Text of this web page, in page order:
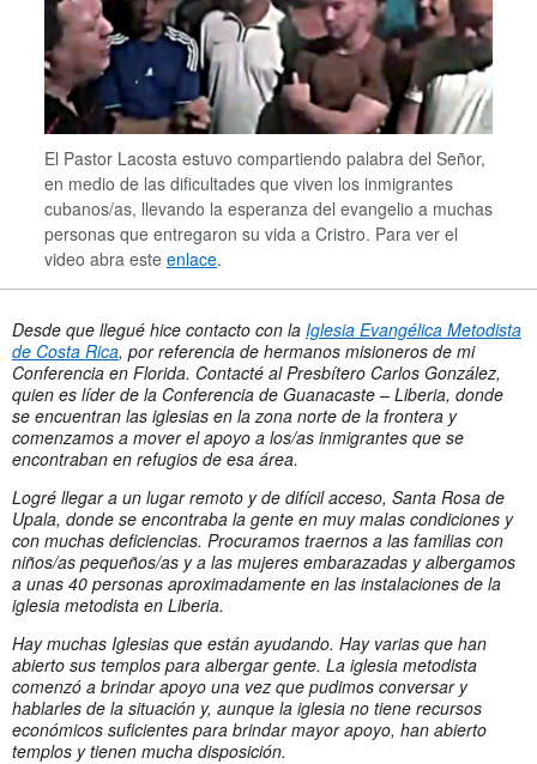
El Pastor Lacosta estuvo compartiendo palabra del Señor,
en medio de las dificultades que viven los inmigrantes
cubanos/as, llevando la esperanza del evangelio a muchas
personas que entregaron su vida a Cristro. Para ver el
video abra este enlace.
Desde que llegué hice contacto con la Iglesia Evangélica Metodista
de Costa Rica, por referencia de hermanos misioneros de mi
Conferencia en Florida. Contacté al Presbítero Carlos González,
quien es líder de la Conferencia de Guanacaste – Liberia, donde
se encuentran las iglesias en la zona norte de la frontera y
comenzamos a mover el apoyo a los/as inmigrantes que se
encontraban en refugios de esa área.
Logré llegar a un lugar remoto y de difícil acceso, Santa Rosa de
Upala, donde se encontraba la gente en muy malas condiciones y
con muchas deficiencias. Procuramos traernos a las familias con
niños/as pequeños/as y a las mujeres embarazadas y albergamos
a unas 40 personas aproximadamente en las instalaciones de la
iglesia metodista en Liberia.
Hay muchas Iglesias que están ayudando. Hay varias que han
abierto sus templos para albergar gente. La iglesia metodista
comenzó a brindar apoyo una vez que pudimos conversar y
hablarles de la situación y, aunque la iglesia no tiene recursos
económicos suficientes para brindar mayor apoyo, han abierto
templos y tienen mucha disposición.